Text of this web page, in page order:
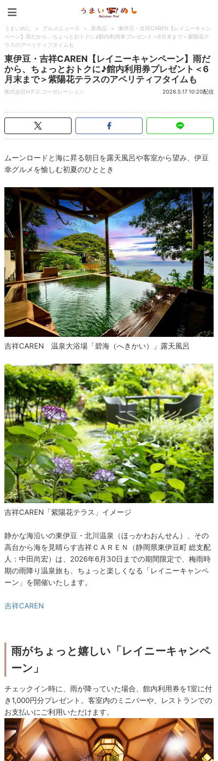
うまいめし > グルメニュース > 新商品 >
東伊豆・吉祥CAREN【レイニーキャン
ペーン】雨だから、ちょっとおトクに♪館内利用券プレゼント＜6月末まで＞紫陽花テ
ラスのアペリティフタイムも
東伊豆・吉祥CAREN【レイニーキャンペーン】雨だ
から、ちょっとおトクに♪館内利用券プレゼント＜6
月末まで＞紫陽花テラスのアペリティフタイムも
株式会社H.P.D.コーポレーション 2026.5.17 10:20配信
ムーンロードと海に昇る朝日を露天風呂や客室から望み、伊豆
幸グルメを愉しむ初夏のひととき
吉祥CAREN 温泉大浴場「碧海（へきかい）」露天風呂
吉祥CAREN「紫陽花テラス」イメージ
静かな海沿いの東伊豆・北川温泉（ほっかわおんせん）、その
高台から海を見晴らす吉祥ＣＡＲＥＮ（静岡県東伊豆町 総支配
人：中田尚宏）は、2026年6月30日までの期間限定で、梅雨時
期の雨降り温泉旅も、ちょっと楽しくなる「レイニーキャンペ
ーン」を開催いたします。
吉祥CAREN
雨がちょっと嬉しい「レイニーキャンペ
ーン」
チェックイン時に、雨が降っていた場合、館内利用券を1室に付
き1,000円分プレゼント。客室内のミニバーや、レストランでの
お支払いにご利用いただけます。